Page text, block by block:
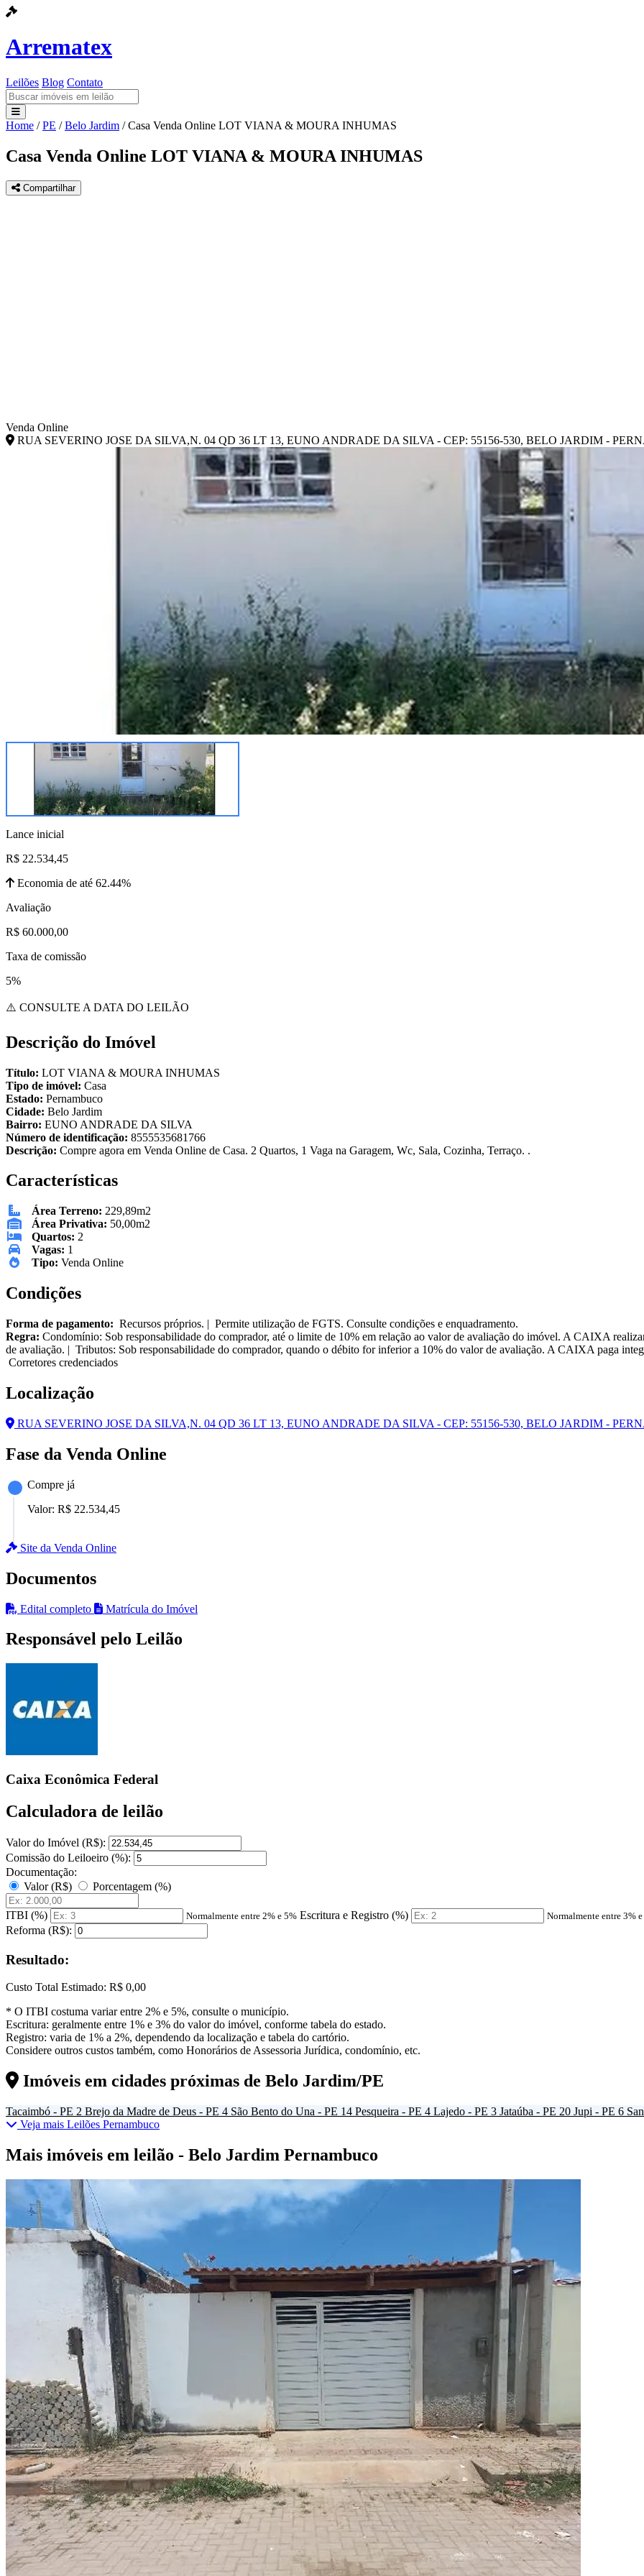
Arrematex
Leilões Blog Contato
Leilões
Blog
Contato
Home / PE / Belo Jardim / Casa Venda Online LOT VIANA & MOURA INHUMAS
Casa Venda Online LOT VIANA & MOURA INHUMAS
Compartilhar
Venda Online
RUA SEVERINO JOSE DA SILVA,N. 04 QD 36 LT 13, EUNO ANDRADE DA SILVA - CEP: 55156-530, BELO JARDIM -
Lance inicial
R$ 22.534,45
Economia de até 62.44%
Avaliação
R$ 60.000,00
Taxa de comissão
5%
⚠️ CONSULTE A DATA DO LEILÃO
Descrição do Imóvel
Título: LOT VIANA & MOURA INHUMAS
Tipo de imóvel: Casa
Estado: Pernambuco
Cidade: Belo Jardim
Bairro: EUNO ANDRADE DA SILVA
Número de identificação: 8555535681766
Descrição: Compre agora em Venda Online de Casa. 2 Quartos, 1 Vaga na Garagem, Wc, Sala, Cozinha, Terraço. .
Características
Área Terreno: 229,89m2
Área Privativa: 50,00m2
Quartos: 2
Vagas: 1
Tipo: Venda Online
Condições
Forma de pagamento: Recursos próprios. | Permite utilização de FGTS. Consulte condições e enquadramento.
Regra: Condomínio: Sob responsabilidade do comprador, até o limite de 10% em relação ao valor de avaliação do imóvel. A CAIXA
de avaliação. | Tributos: Sob responsabilidade do comprador, quando o débito for inferior a 10% do valor de avaliação. A CAIXA paga
Corretores credenciados
Localização
RUA SEVERINO JOSE DA SILVA,N. 04 QD 36 LT 13, EUNO ANDRADE DA SILVA - CEP: 55156-530, BELO JARDIM -
Fase da Venda Online
Compre já
Valor: R$ 22.534,45
Site da Venda Online
Documentos
Edital completo Matrícula do Imóvel
Responsável pelo Leilão
Caixa Econômica Federal
Calculadora de leilão
Valor do Imóvel (R$):
Comissão do Leiloeiro (%):
Documentação:
Valor (R$)
Porcentagem (%)
ITBI (%) Normalmente entre 2% e 5% Escritura e Registro (%) Normalmente entre 3%
Reforma (R$):
Resultado:
Custo Total Estimado: R$ 0,00
* O ITBI costuma variar entre 2% e 5%, consulte o município.
Escritura: geralmente entre 1% e 3% do valor do imóvel, conforme tabela do estado.
Registro: varia de 1% a 2%, dependendo da localização e tabela do cartório.
Considere outros custos também, como Honorários de Assessoria Jurídica, condomínio, etc.
Imóveis em cidades próximas de Belo Jardim/PE
Tacaimbó - PE 2 Brejo da Madre de Deus - PE 4 São Bento do Una - PE 14 Pesqueira - PE 4 Lajedo - PE 3 Jataúba - PE 20 Jupi - PE 6
Veja mais Leilões Pernambuco
Mais imóveis em leilão - Belo Jardim Pernambuco